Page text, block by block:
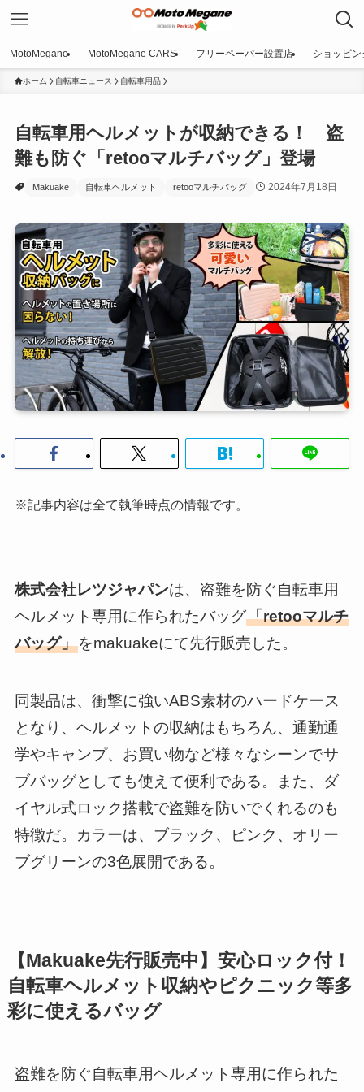
MotoMegane MotoMegane CARS フリーペーパー設置店 ショッピン
ホーム 自転車ニュース 自転車用品
自転車用ヘルメットが収納できる！ 盗
難も防ぐ「retooマルチバッグ」登場
Makuake 自転車ヘルメット retooマルチバッグ 2024年7月18日
※記事内容は全て執筆時点の情報です。
株式会社レツジャパンは、盗難を防ぐ自転車用
ヘルメット専用に作られたバッグ「retooマルチ
バッグ」をmakuakeにて先行販売した。
同製品は、衝撃に強いABS素材のハードケース
となり、ヘルメットの収納はもちろん、通勤通
学やキャンプ、お買い物など様々なシーンでサ
ブバッグとしても使えて便利である。また、ダ
イヤル式ロック搭載で盗難を防いでくれるのも
特徴だ。カラーは、ブラック、ピンク、オリー
ブグリーンの3色展開である。
【Makuake先行販売中】安心ロック付！
自転車ヘルメット収納やピクニック等多
彩に使えるバッグ
盗難を防ぐ自転車用ヘルメット専用に作られた